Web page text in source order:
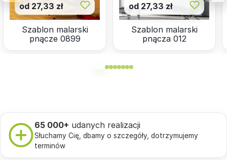
od 27,33 zł
Szablon malarski
pnącze 0899
od 27,33 zł
Szablon malarski
pnącza 012
65 000+ udanych realizacji
Słuchamy Cię, dbamy o szczegóły, dotrzymujemy
terminów